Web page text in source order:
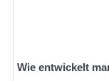
Wie entwickelt